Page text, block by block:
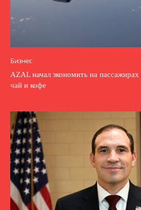
Бизнес
AZAL начал экономить на
чай и кофе